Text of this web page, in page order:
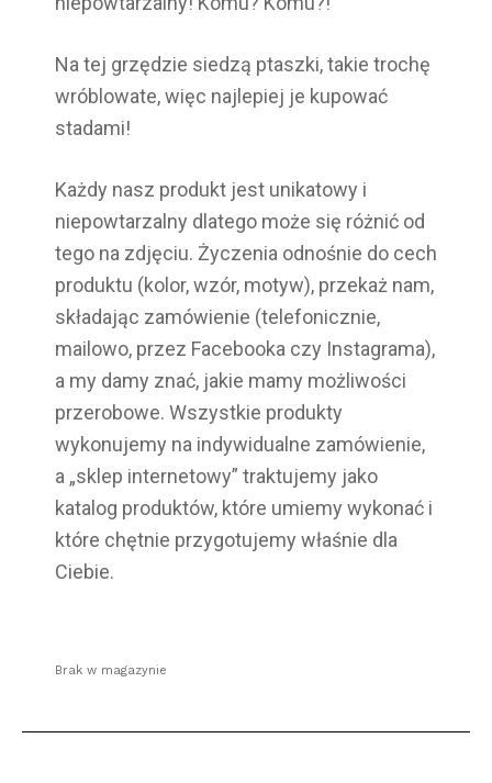
Na tej grzędzie siedzą ptaszki, takie trochę
wróblowate, więc najlepiej je kupować
stadami!
Każdy nasz produkt jest unikatowy i
niepowtarzalny dlatego może się różnić od
tego na zdjęciu. Życzenia odnośnie do cech
produktu (kolor, wzór, motyw), przekaż nam,
składając zamówienie (telefonicznie,
mailowo, przez Facebooka czy Instagrama),
a my damy znać, jakie mamy możliwości
przerobowe. Wszystkie produkty
wykonujemy na indywidualne zamówienie,
a „sklep internetowy” traktujemy jako
katalog produktów, które umiemy wykonać i
które chętnie przygotujemy właśnie dla
Ciebie.
Brak w magazynie